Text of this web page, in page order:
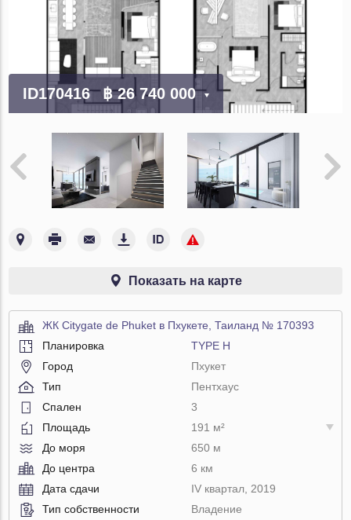
ID170416 ฿ 26 740 000
Показать на карте
ЖК Citygate de Phuket в Пхукете, Таиланд № 170393
Планировка
TYPE H
Город
Пхукет
Тип
Пентхаус
Спален
3
Площадь
191 м²
До моря
650 м
До центра
6 км
Дата сдачи
IV квартал, 2019
Тип собственности
Владение